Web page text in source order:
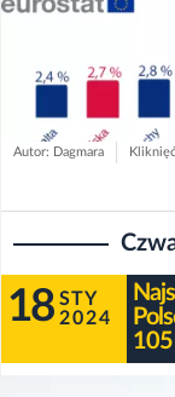
Autor: Dagmara
18 STY
2024